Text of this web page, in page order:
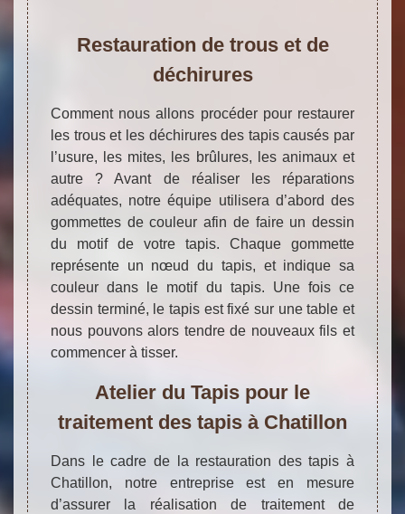
Restauration de trous et de
déchirures
Comment nous allons procéder pour restaurer
les trous et les déchirures des tapis causés par
l’usure, les mites, les brûlures, les animaux et
autre ? Avant de réaliser les réparations
adéquates, notre équipe utilisera d’abord des
gommettes de couleur afin de faire un dessin
du motif de votre tapis. Chaque gommette
représente un nœud du tapis, et indique sa
couleur dans le motif du tapis. Une fois ce
dessin terminé, le tapis est fixé sur une table et
nous pouvons alors tendre de nouveaux fils et
commencer à tisser.
Atelier du Tapis pour le
traitement des tapis à Chatillon
Dans le cadre de la restauration des tapis à
Chatillon, notre entreprise est en mesure
d’assurer la réalisation de traitement de